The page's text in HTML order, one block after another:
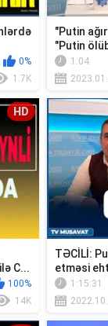
0%
1.7K
"Putin
"Putin
1:04
HD
C...
100%
14K
TƏCİLİ:
etməsi
1:15:31